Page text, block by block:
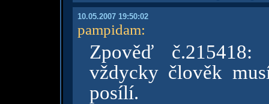
10.05.2007 19:50:02
pampidam:
Zpověď
vždycky člověk
posílí.